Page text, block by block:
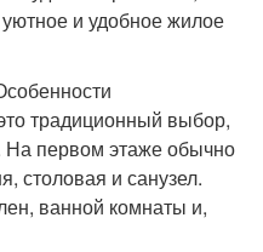
и удобное жилое
традиционный выбор,
первом этаже обычно
столовая и санузел.
ванной комнаты и,